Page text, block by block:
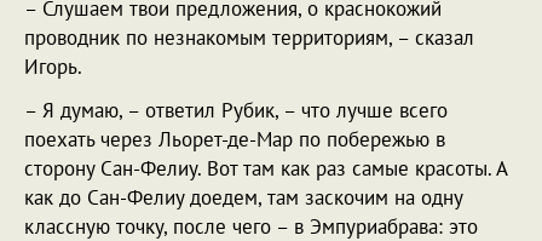
– Слушаем твои предложения, о краснокожий
проводник по незнакомым территориям, – сказал
Игорь.
– Я думаю, – ответил Рубик, – что лучше всего
поехать через Льорет-де-Мар по побережью в
сторону Сан-Фелиу. Вот там как раз самые красоты. А
как до Сан-Фелиу доедем, там заскочим на одну
классную точку, после чего – в Эмпуриабрава: это